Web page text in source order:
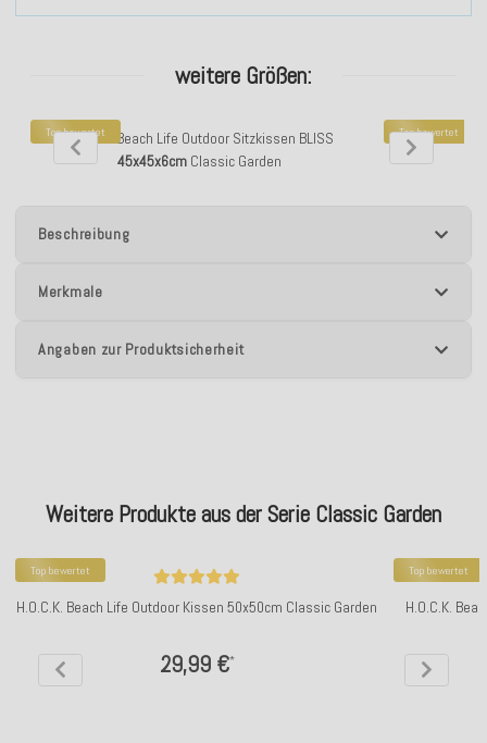
weitere Größen:
Top bewertet
H.O.C.K. Beach Life Outdoor Sitzkissen BLISS
45x45x6cm Classic Garden
Top bewertet
H.O.C.K.
Beschreibung
Merkmale
Angaben zur Produktsicherheit
Weitere Produkte aus der Serie Classic Garden
Top bewertet
H.O.C.K. Beach Life Outdoor Kissen 50x50cm Classic Garden
29,99 €*
Top bewertet
H.O.C.K.